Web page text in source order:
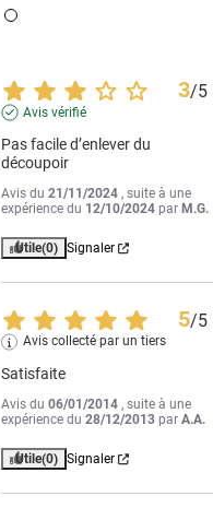
3/5
Avis vérifié
Pas facile d’enlever du
découpoir
Avis du21/11/2024 , suite à une
expérience du 12/10/2024 par M.G.
Utile(0) Signaler
5/5
Avis collecté par un tiers
Satisfaite
Avis du06/01/2014 , suite à une
expérience du28/12/2013 parA.A.
Utile(0) Signaler